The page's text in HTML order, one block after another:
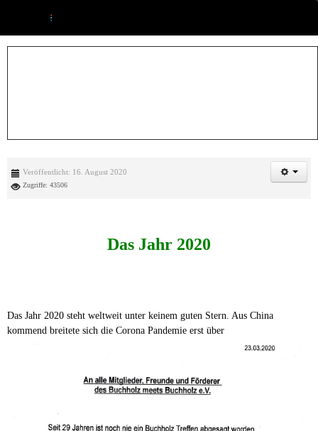
Veröffentlicht: 16. August 2020
Zugriffe: 43506
Das Jahr 2020
Das Jahr 2020 steht weltweit unter keinem guten Stern. Aus China
kommend breitete sich die Corona Pandemie erst über